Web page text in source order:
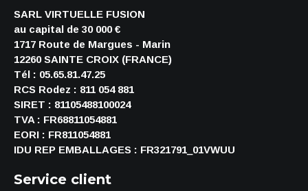
SARL VIRTUELLE FUSION
au capital de 30 000 €
1717 Route de Margues - Marin
12260 SAINTE CROIX (FRANCE)
Tél : 05.65.81.47.25
RCS Rodez : 811 054 881
SIRET : 81105488100024
TVA : FR68811054881
EORI : FR811054881
IDU REP EMBALLAGES : FR321791_01VWUU
Service client